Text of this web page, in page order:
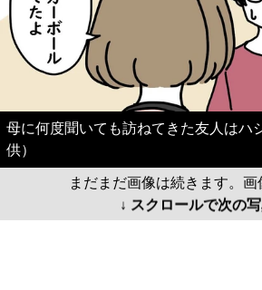
母に何度聞いても訪ねてきた友人はハ
供）
まだまだ画像は続きます。画
↓ スクロールで次の写